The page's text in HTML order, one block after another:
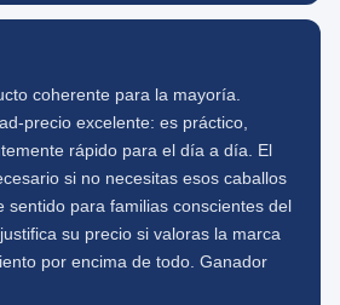
coherente para la mayoría.
precio excelente: es práctico,
rápido para el día a día. El
si no necesitas esos caballos
sentido para familias conscientes del
su precio si valoras la marca
por encima de todo. Ganador